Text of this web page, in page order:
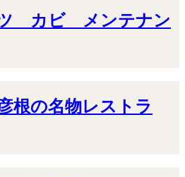
カビ メンテナン
根の名物レストラ